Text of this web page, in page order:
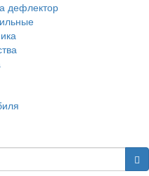
дефлектор